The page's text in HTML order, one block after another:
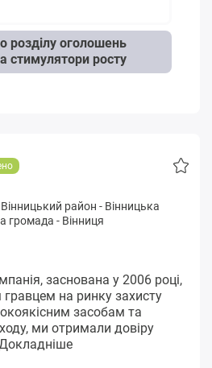
розділу оголошень
стимулятори росту
Вінницький район - Вінницькa
громада - Вінниця
заснована у 2006 році,
на ринку захисту
засобам та
ми отримали довіру